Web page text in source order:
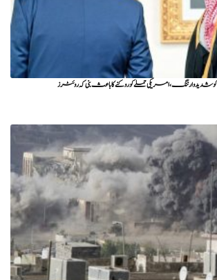
وارننگ، امریکی حملے کو روکنے کا باعث بنی کہ روئٹرز